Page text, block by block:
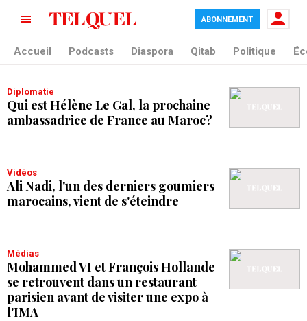
tag blade
ABONNEMENT
Accueil Podcasts Diaspora Qitab Politique
Diplomatie
Qui est Hélène Le Gal, la prochaine
ambassadrice de France au Maroc?
Vidéos
Ali Nadi, l'un des derniers goumiers
marocains, vient de s'éteindre
Médias
Mohammed VI et François Hollande
se retrouvent dans un restaurant
parisien avant de visiter une expo à
l'IMA